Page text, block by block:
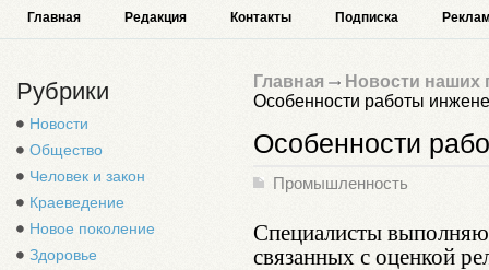
Главная Редакция Контакты Подписка
Рубрики
Новости
Общество
Человек и закон
Краеведение
Новое поколение
Здоровье
Главная
Новости наших
Особенности работы
Особенности
Промышленность
Специалисты
связанных с оценкой